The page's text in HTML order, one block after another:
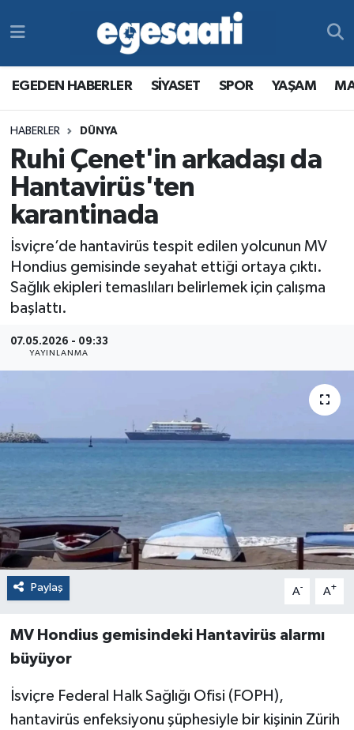
EGEDEN HABERLER SİYASET SPOR YAŞAM
HABERLER DÜNYA
Ruhi Çenet'in arkadaşı da
Hantavirüs'ten
karantinada
İsviçre’de hantavirüs tespit edilen yolcunun MV
Hondius gemisinde seyahat ettiği ortaya çıktı.
Sağlık ekipleri temaslıları belirlemek için çalışma
başlattı.
07.05.2026 - 09:33
YAYINLANMA
Paylaş A- A+
MV Hondius gemisindeki Hantavirüs alarmı
büyüyor
İsviçre Federal Halk Sağlığı Ofisi (FOPH),
hantavirüs enfeksiyonu şüphesiyle bir kişinin Zürih
MAGAZİN
RESMİ REKLAMLAR
YAŞAM
MAGAZİN
RESMİ REKLAMLAR
Egemax TV
Tüm Manşetler
Son Dakika Haberleri
Haber Arşivi